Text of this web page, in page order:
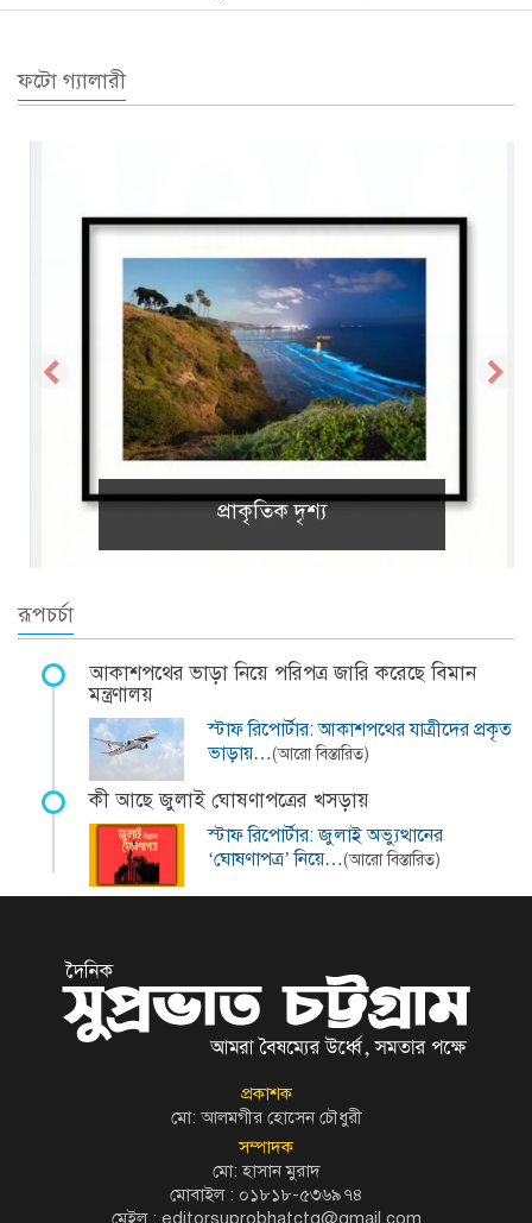
ফটো গ্যালারী
প্রাকৃতিক দৃশ্য
রূপচর্চা
আকাশপথের ভাড়া নিয়ে পরিপত্র জারি করেছে বিমান
মন্ত্রণালয়
স্টাফ রিপোর্টার: আকাশপথের যাত্রীদের প্রকৃত
ভাড়ায়…(আরো বিস্তারিত)
কী আছে জুলাই ঘোষণাপত্রের খসড়ায়
স্টাফ রিপোর্টার: জুলাই অভ্যুত্থানের
‘ঘোষণাপত্র’ নিয়ে…(আরো বিস্তারিত)
প্রকাশক
মো: আলমগীর হোসেন চৌধুরী
সম্পাদক
মো: হাসান মুরাদ
মোবাইল : ০১৮১৮-৫৩৬৯৭৪
মেইল : editorsuprobhatctg@gmail.com